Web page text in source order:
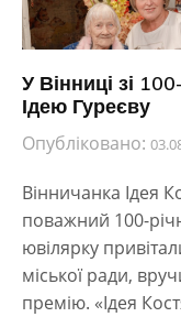
У Вінниці зі
Ідею Гуреєву
Опубліковано:
Вінничанка Ідея
поважний 100-
ювілярку
міської ради,
премію. «Ідея